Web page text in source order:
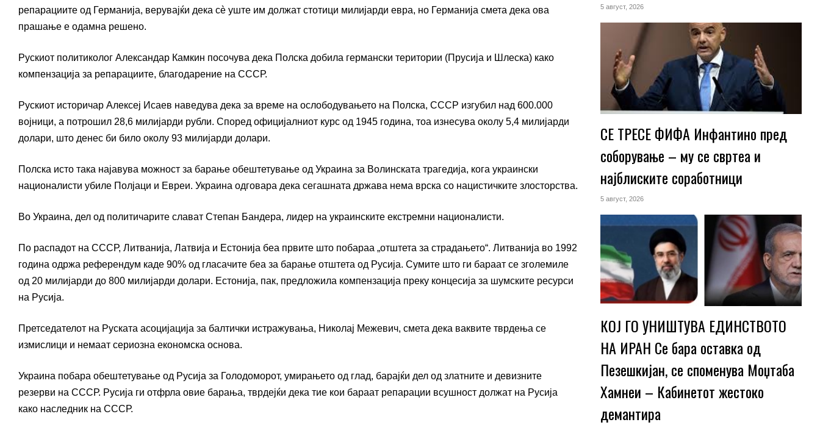
репарациите од Германија, верувајќи дека сè уште им должат стотици милијарди евра, но Германија смета дека ова
прашање е одамна решено.
Рускиот политиколог Александар Камкин посочува дека Полска добила германски територии (Прусија и Шлеска) како
компензација за репарациите, благодарение на СССР.
Рускиот историчар Алексеј Исаев наведува дека за време на ослободувањето на Полска, СССР изгубил над 600.000
војници, а потрошил 28,6 милијарди рубли. Според официјалниот курс од 1945 година, тоа изнесува околу 5,4 милијарди
долари, што денес би било околу 93 милијарди долари.
Полска исто така најавува можност за барање обештетување од Украина за Волинската трагедија, кога украински
националисти убиле Полјаци и Евреи. Украина одговара дека сегашната држава нема врска со нацистичките злосторства.
Во Украина, дел од политичарите слават Степан Бандера, лидер на украинските екстремни националисти.
По распадот на СССР, Литванија, Латвија и Естонија беа првите што побараа „отштета за страдањето“. Литванија во 1992
година одржа референдум каде 90% од гласачите беа за барање отштета од Русија. Сумите што ги бараат се зголемиле
од 20 милијарди до 800 милијарди долари. Естонија, пак, предложила компензација преку концесија за шумските ресурси
на Русија.
Претседателот на Руската асоцијација за балтички истражувања, Николај Межевич, смета дека ваквите тврдења се
измислици и немаат сериозна економска основа.
Украина побара обештетување од Русија за Голодоморот, умирањето од глад, барајќи дел од златните и девизните
резерви на СССР. Русија ги отфрла овие барања, тврдејќи дека тие кои бараат репарации всушност должат на Русија
како наследник на СССР.
5 август, 2026
СЕ ТРЕСЕ ФИФА Инфантино пред
соборување – му се свртеа и
најблиските соработници
5 август, 2026
КОЈ ГО УНИШТУВА ЕДИНСТВОТО
НА ИРАН Се бара оставка од
Пезешкијан, се споменува Моџтаба
Хамнеи – Кабинетот жестоко
демантира